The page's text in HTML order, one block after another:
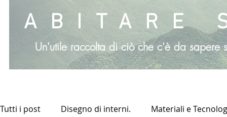
ABITARE
Un'utile raccolta di ciò che c'è da sapere
Tutti i post Disegno di interni. Materiali e